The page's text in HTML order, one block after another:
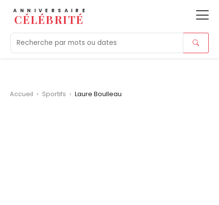
ANNIVERSAIRE
CÉLÉBRITÉ
Aujourd'hui Tendances Morts
Accueil › Sportifs › Laure Boulleau